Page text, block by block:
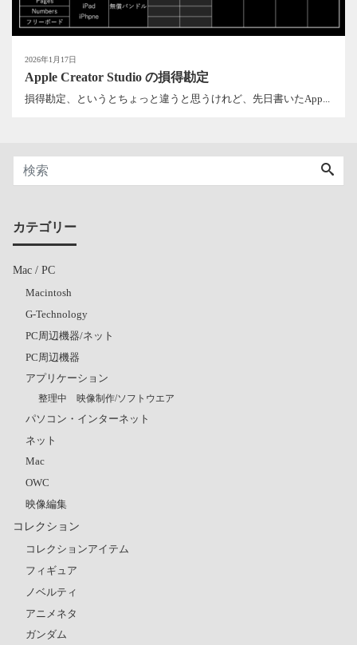
2026年1月17日
Apple Creator Studio の損得勘定
損得勘定、というとちょっと違うと思うけれど、先日書いたApp...
カテゴリー
Mac / PC
Macintosh
G-Technology
PC周辺機器/ネット
PC周辺機器
アプリケーション
整理中 映像制作/ソフトウエア
パソコン・インターネット
ネット
Mac
OWC
映像編集
コレクション
コレクションアイテム
フィギュア
ノベルティ
アニメネタ
ガンダム